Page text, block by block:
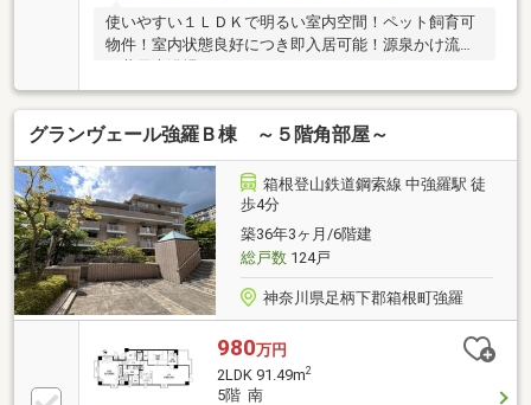
使いやすい１ＬＤＫで明るい室内空間！ペット飼育可
物件！室内状態良好につき即入居可能！源泉かけ流し
グランヴェール強羅Ｂ棟 ～５階角部屋～
箱根登山鉄道鋼索線 中強羅駅 徒
歩4分
築36年3ヶ月/6階建
総戸数124戸
神奈川県足柄下郡箱根町強羅
980万円
2LDK 91.49m2
5階 南